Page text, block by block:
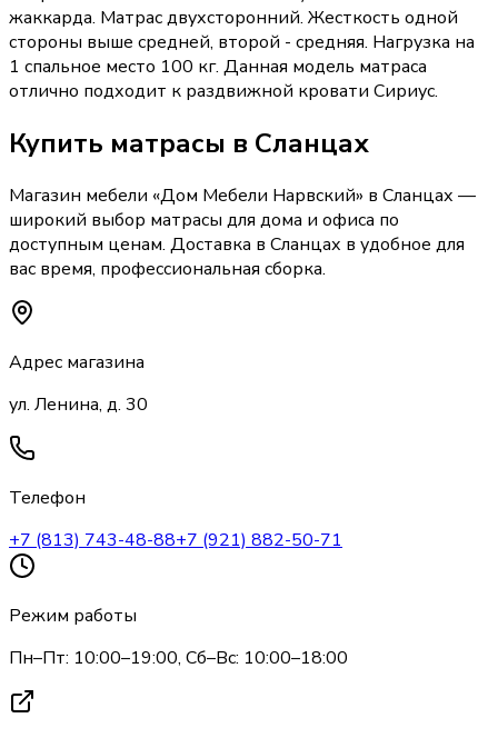
жаккарда. Матрас двухсторонний. Жесткость одной
стороны выше средней, второй - средняя. Нагрузка на
1 спальное место 100 кг. Данная модель матраса
отлично подходит к раздвижной кровати Сириус.
Купить матрасы в Сланцах
Магазин мебели «Дом Мебели Нарвский» в Сланцах —
широкий выбор матрасы для дома и офиса по
доступным ценам. Доставка в Сланцах в удобное для
вас время, профессиональная сборка.
Адрес магазина
ул. Ленина, д. 30
Телефон
+7 (813) 743-48-88+7 (921) 882-50-71
Режим работы
Пн–Пт: 10:00–19:00, Сб–Вс: 10:00–18:00